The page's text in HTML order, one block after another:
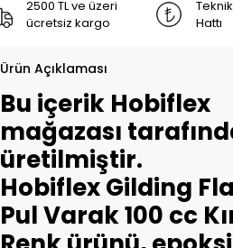
2500 TL ve üzeri
ücretsiz kargo
Hattı
Ürün Açıklaması
Bu içerik Hobiflex
mağazası
üretilmiştir.
Hobiflex Gilding
Pul Varak 100 cc